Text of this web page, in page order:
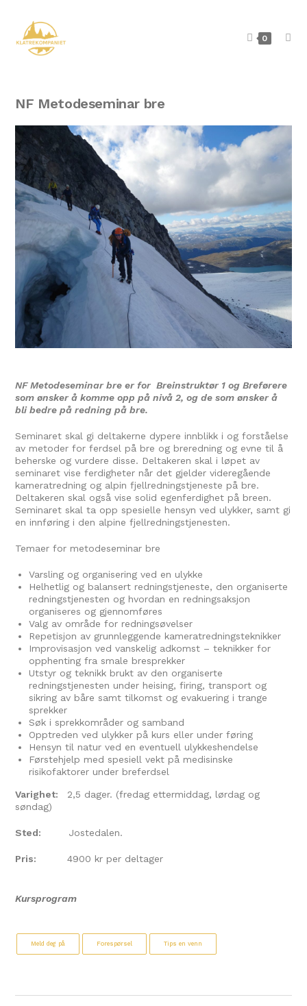
0
NF Metodeseminar bre
NF Metodeseminar breer for Breinstruktør 1 og Breførere
som ønsker å komme opp på nivå 2, og de som ønsker å
bli bedre på redning på bre.
Seminaret skal gi deltakerne dypere innblikk i og forståelse
av metoder for ferdsel på bre og breredning og evne til å
beherske og vurdere disse. Deltakeren skal i løpet av
seminaret vise ferdigheter når det gjelder videregående
kameratredning og alpin fjellredningstjeneste på bre.
Deltakeren skal også vise solid egenferdighet på breen.
Seminaret skal ta opp spesielle hensyn ved ulykker, samt gi
en innføring i den alpine fjellredningstjenesten.
Temaer for metodeseminar bre
Varsling og organisering ved en ulykke
Helhetlig og balansert redningstjeneste, den organiserte
redningstjenesten og hvordan en redningsaksjon
organiseres og gjennomføres
Valg av område for redningsøvelser
Repetisjon av grunnleggende kameratredningsteknikker
Improvisasjon ved vanskelig adkomst – teknikker for
opphenting fra smale bresprekker
Utstyr og teknikk brukt av den organiserte
redningstjenesten under heising, firing, transport og
sikring av båre samt tilkomst og evakuering i trange
sprekker
Søk i sprekkområder og samband
Opptreden ved ulykker på kurs eller under føring
Hensyn til natur ved en eventuell ulykkeshendelse
Førstehjelp med spesiell vekt på medisinske
risikofaktorer under breferdsel
Varighet:
2,5 dager. (fredag ettermiddag, lørdag og
søndag)
Sted: Jostedalen.
Pris: 4900 kr per deltager
Kursprogram
Meld deg på Forespørsel Tips en venn